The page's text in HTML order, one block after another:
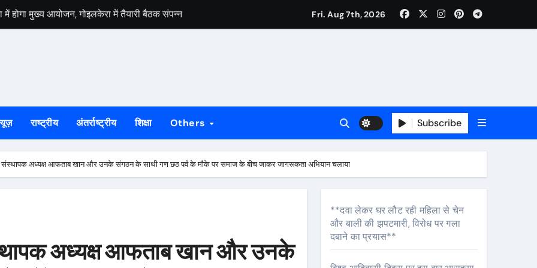
में होगा मुख्य आयोजन, गोइलकेरा में तैयारी बैठक संपन्न
5 अगस्त से 4 सितंबर तक दर्ज होंगे दावा-आपत्ति
को लेकर भाजपा जमशेदपुर महानगर की तैयारियां हुई तेज, 9 अगस्त को साकची नेताजी सुभाष मैदान से निकलेगी विशाल तिरंगा यात्रा
यूआईएसएल के वरीय महाप्रबंधक से, ज्ञापन सौंपा कंपनी की टीम क्षेत्र का निरीक्षण कर कार्य शुरु करवाएगीःसीनियर जीएम
की जनजागरण बस को दिखाएंगे हरी झंडी, तैयारियां पूरी
Fri. Aug 7th, 2026
राष्ट्रीय अंतर्राष्ट्रीय शिक्षा Others Subscribe
संस्थापक अध्यक्ष आफताब खान और उनके संगठन के साथी गण छठ पर्व के मौके पर समाज के बीच जाकर जागरूकता अभियान चलाया
अध्यक्ष आफताब खान और उनके
**दवा लेकर घर लौट रही महिला से चेन
और बाली की झपटमारी, विरोध पर गला
दबाने का प्रयास**